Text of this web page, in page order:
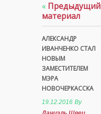
« Предыдущий
материал
АЛЕКСАНДР
ИВАНЧЕНКО СТАЛ
НОВЫМ
ЗАМЕСТИТЕЛЕМ
МЭРА
НОВОЧЕРКАССКА
19.12.2016 By